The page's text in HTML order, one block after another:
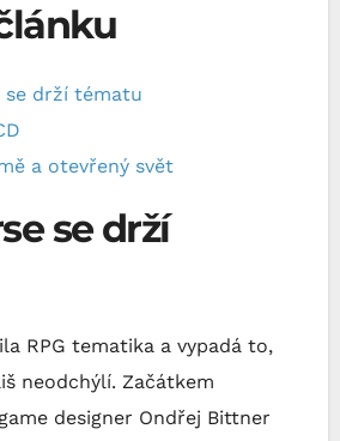
se drží tématu
a otevřený svět
se drží
RPG tematika a vypadá to,
neodchýlí. Začátkem
designer Ondřej Bittner